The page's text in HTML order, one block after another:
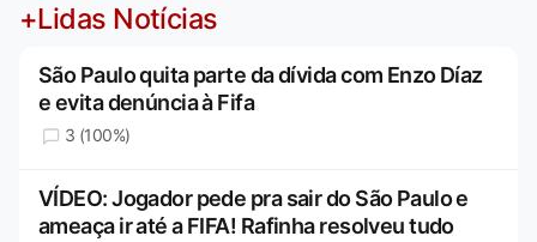
+Lidas Notícias
São Paulo quita parte da dívida com Enzo Díaz
e evita denúncia à Fifa
3 (100%)
VÍDEO: Jogador pede pra sair do São Paulo e
ameaça ir até a FIFA! Rafinha resolveu tudo